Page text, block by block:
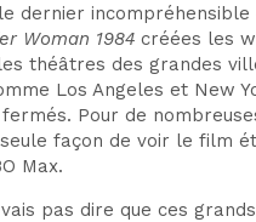
dernier incompréhensible
Woman 1984 créées les
théâtres des grandes
Los Angeles et New
Pour de
façon de voir le film
Max.
pas dire que ces